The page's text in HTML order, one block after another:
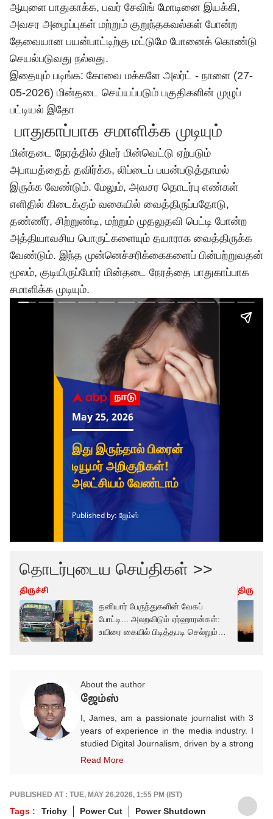
ஆயுளை பாதுகாக்க, பவர் சேவிங் மோடினை இயக்கி,
அவசர அழைப்புகள் மற்றும் குறுந்தகவல்கள் போன்ற
தேவையான பயன்பாட்டிற்கு மட்டுமே போனைக் கொண்டு
செயல்படுவது நல்லது.
இதையும் படிங்க: கோவை மக்களே அலர்ட் - நாளை (27-
05-2026) மின்தடை செய்யப்படும் பகுதிகளின் முழுப்
பட்டியல் இதோ
பாதுகாப்பாக சமாளிக்க முடியும்
மின்தடை நேரத்தில் திடீர் மின்வெட்டு ஏற்படும்
அபாயத்தைத் தவிர்க்க, லிப்டைப் பயன்படுத்தாமல்
இருக்க வேண்டும். மேலும், அவசர தொடர்பு எண்கள்
எளிதில் கிடைக்கும் வகையில் வைத்திருப்பதோடு,
தண்ணீர், சிற்றுண்டி, மற்றும் முதலுதவி பெட்டி போன்ற
அத்தியாவசிய பொருட்களையும் தயாராக வைத்திருக்க
வேண்டும். இந்த முன்னெச்சரிக்கைகளைப் பின்பற்றுவதன்
மூலம், குடியிருப்போர் மின்தடை நேரத்தை பாதுகாப்பாக
சமாளிக்க முடியும்.
தொடர்புடைய செய்திகள் >>
திருச்சி
தனியார் பேருந்துகளின் வேகப்
போட்டி... அலறவிடும் ஏர்ஹாரன்கள்:
உயிரை கையில் பிடித்தபடி செல்லும்
திருச்சி
About the author
ஜேம்ஸ்
I, James, am a passionate journalist with 3
years of experience in the media industry. I
studied Digital Journalism, driven by a strong
desire to excel in this field. I began my
content writer, with a strong focus on sports
and crime reporting. In addition, I cover
Read More
PUBLISHED AT : TUE, MAY 26,2026, 1:55 PM (IST)
Tags : Trichy Power Cut Power Shutdown